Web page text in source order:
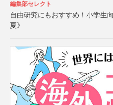
編集部セレクト
自由研究にもおすすめ！小学生
夏》